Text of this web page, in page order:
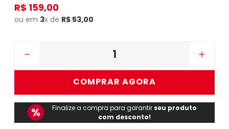
R$ 159,00
ou em 3x de R$ 53,00
＋
－
COMPRAR AGORA
Finalize a compra para garantir seu produto
com desconto!